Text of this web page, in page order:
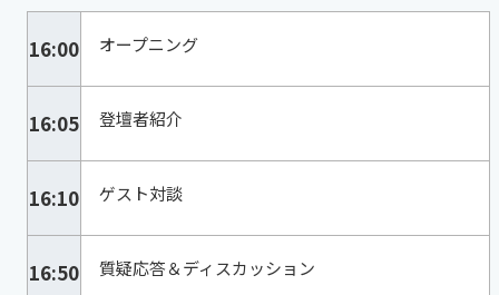
16:00 オープニング
16:05 登壇者紹介
16:10 ゲスト対談
16:50 質疑応答＆ディスカッション